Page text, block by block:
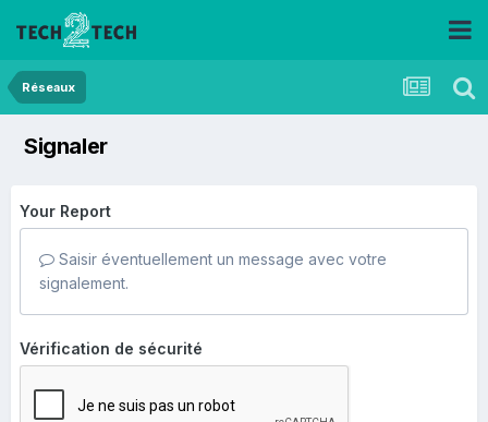
Réseaux
Signaler
Your Report
Saisir éventuellement un message avec votre
signalement.
Vérification de sécurité